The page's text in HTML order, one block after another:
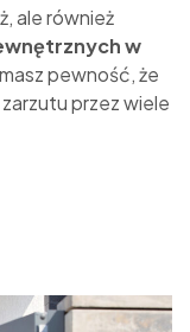
ale również
w
pewność, że
przez wiele